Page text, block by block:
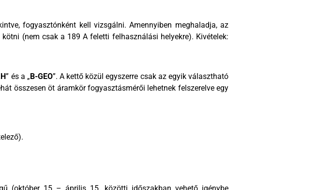
fogyasztónként kell vizsgálni. Amennyiben meghaladja, az
(nem csak a 189 A feletti felhasználási helyekre). Kivételek:
H” és a „ B-GEO”. A kettő közül egyszerre csak az egyik választható
összesen öt áramkör fogyasztásmérői lehetnek felszerelve egy